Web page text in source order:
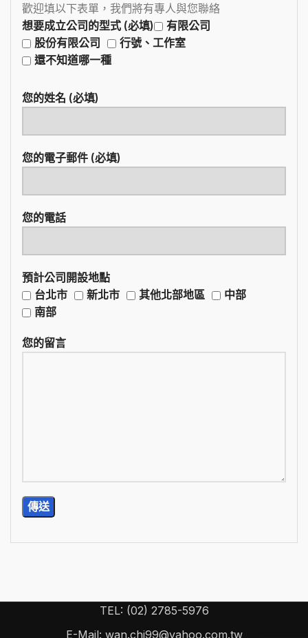
歡迎填以下表單，我們將有專人與您聯絡
想要成立公司的型式 (必填)
有限公司
股份有限公司
行號、工作室
還不知道哪一種
您的姓名 (必填)
您的電子郵件 (必填)
您的電話
預計公司開設地點
台北市
新北市 其他北部地區
中部
南部
您的留言
TEL: (02) 2785-5976
E-Mail: wan.chi99@yahoo.com.tw